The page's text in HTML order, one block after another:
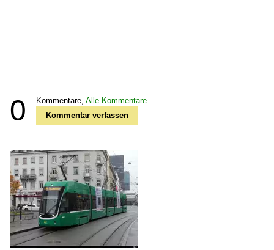
0 Kommentare, Alle Kommentare
Kommentar verfassen